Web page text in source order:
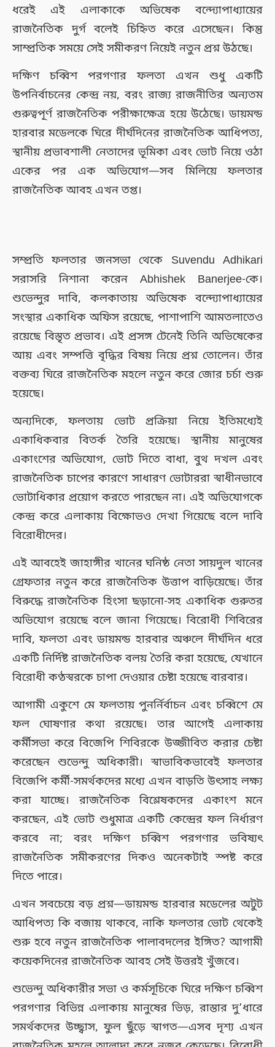
ধরেই এই এলাকাকে অভিষেক বন্দ্যোপাধ্যায়ের
রাজনৈতিক দুর্গ বলেই চিহ্নিত করে এসেছেন। কিন্তু
সাম্প্রতিক সময়ে সেই সমীকরণ নিয়েই নতুন প্রশ্ন উঠছে।
দক্ষিণ চব্বিশ পরগণার ফলতা এখন শুধু একটি
উপনির্বাচনের কেন্দ্র নয়, বরং রাজ্য রাজনীতির অন্যতম
গুরুত্বপূর্ণ রাজনৈতিক পরীক্ষাক্ষেত্র হয়ে উঠেছে। ডায়মন্ড
হারবার মডেলকে ঘিরে দীর্ঘদিনের রাজনৈতিক আধিপত্য,
স্থানীয় প্রভাবশালী নেতাদের ভূমিকা এবং ভোট নিয়ে ওঠা
একের পর এক অভিযোগ—সব মিলিয়ে ফলতার
রাজনৈতিক আবহ এখন তপ্ত।
সম্প্রতি ফলতার জনসভা থেকে Suvendu Adhikari
সরাসরি নিশানা করেন Abhishek Banerjee-কে।
শুভেন্দুর দাবি, কলকাতায় অভিষেক বন্দ্যোপাধ্যায়ের
সংস্থার একাধিক অফিস রয়েছে, পাশাপাশি আমতলাতেও
রয়েছে বিস্তৃত প্রভাব। এই প্রসঙ্গ টেনেই তিনি অভিষেকের
আয় এবং সম্পত্তি বৃদ্ধির বিষয় নিয়ে প্রশ্ন তোলেন। তাঁর
বক্তব্য ঘিরে রাজনৈতিক মহলে নতুন করে জোর চর্চা শুরু
হয়েছে।
অন্যদিকে, ফলতায় ভোট প্রক্রিয়া নিয়ে ইতিমধ্যেই
একাধিকবার বিতর্ক তৈরি হয়েছে। স্থানীয় মানুষের
একাংশের অভিযোগ, ভোট দিতে বাধা, বুথ দখল এবং
রাজনৈতিক চাপের কারণে সাধারণ ভোটাররা স্বাধীনভাবে
ভোটাধিকার প্রয়োগ করতে পারছেন না। এই অভিযোগকে
কেন্দ্র করে এলাকায় বিক্ষোভও দেখা গিয়েছে বলে দাবি
বিরোধীদের।
এই আবহেই জাহাঙ্গীর খানের ঘনিষ্ঠ নেতা সায়দুল খানের
গ্রেফতার নতুন করে রাজনৈতিক উত্তাপ বাড়িয়েছে। তাঁর
বিরুদ্ধে রাজনৈতিক হিংসা ছড়ানো-সহ একাধিক গুরুতর
অভিযোগ রয়েছে বলে জানা গিয়েছে। বিরোধী শিবিরের
দাবি, ফলতা এবং ডায়মন্ড হারবার অঞ্চলে দীর্ঘদিন ধরে
একটি নির্দিষ্ট রাজনৈতিক বলয় তৈরি করা হয়েছে, যেখানে
বিরোধী কণ্ঠস্বরকে চাপা দেওয়ার চেষ্টা হয়েছে বারবার।
আগামী একুশে মে ফলতায় পুনর্নির্বাচন এবং চব্বিশে মে
ফল ঘোষণার কথা রয়েছে। তার আগেই এলাকায়
কর্মীসভা করে বিজেপি শিবিরকে উজ্জীবিত করার চেষ্টা
করেছেন শুভেন্দু অধিকারী। স্বাভাবিকভাবেই ফলতার
বিজেপি কর্মী-সমর্থকদের মধ্যে এখন বাড়তি উৎসাহ লক্ষ্য
করা যাচ্ছে। রাজনৈতিক বিশ্লেষকদের একাংশ মনে
করছেন, এই ভোট শুধুমাত্র একটি কেন্দ্রের ফল নির্ধারণ
করবে না; বরং দক্ষিণ চব্বিশ পরগণার ভবিষ্যৎ
রাজনৈতিক সমীকরণের দিকও অনেকটাই স্পষ্ট করে
দিতে পারে।
এখন সবচেয়ে বড় প্রশ্ন—ডায়মন্ড হারবার মডেলের অটুট
আধিপত্য কি বজায় থাকবে, নাকি ফলতার ভোট থেকেই
শুরু হবে নতুন রাজনৈতিক পালাবদলের ইঙ্গিত? আগামী
কয়েকদিনের রাজনৈতিক আবহ সেই উত্তরই খুঁজবে।
শুভেন্দু অধিকারীর সভা ও কর্মসূচিকে ঘিরে দক্ষিণ চব্বিশ
পরগণার বিভিন্ন এলাকায় মানুষের ভিড়, রাস্তার দু’ধারে
সমর্থকদের উচ্ছ্বাস, ফুল ছুঁড়ে স্বাগত—এসব দৃশ্য এখন